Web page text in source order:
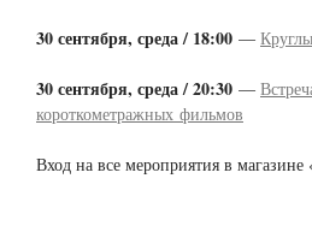
30 сентября, среда / 18:00 —
30 сентября, среда / 20:30 —
короткометражных фильмов
Вход на все мероприятия в